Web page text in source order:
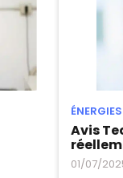
ÉNERGIES
Avis
01/07/